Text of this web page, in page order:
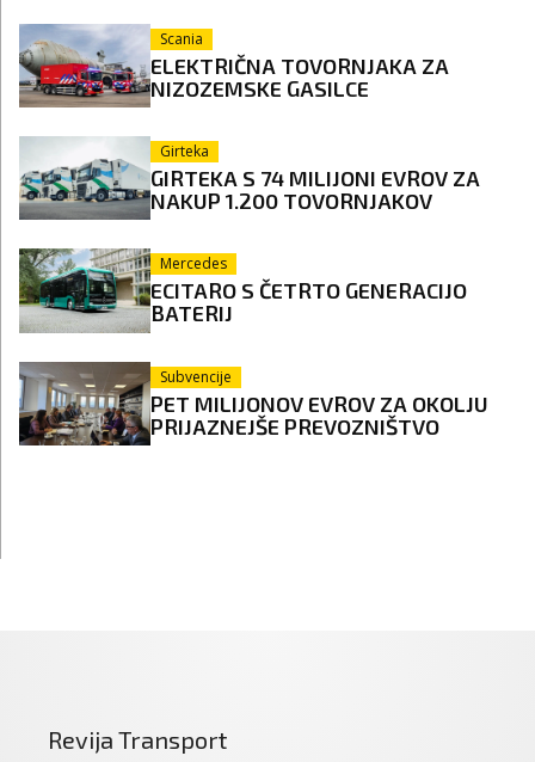
Scania
ELEKTRIČNA TOVORNJAKA ZA
NIZOZEMSKE GASILCE
Girteka
GIRTEKA S 74 MILIJONI EVROV ZA
NAKUP 1.200 TOVORNJAKOV
Mercedes
ECITARO S ČETRTO GENERACIJO
BATERIJ
Subvencije
PET MILIJONOV EVROV ZA OKOLJU
PRIJAZNEJŠE PREVOZNIŠTVO
Revija Transport